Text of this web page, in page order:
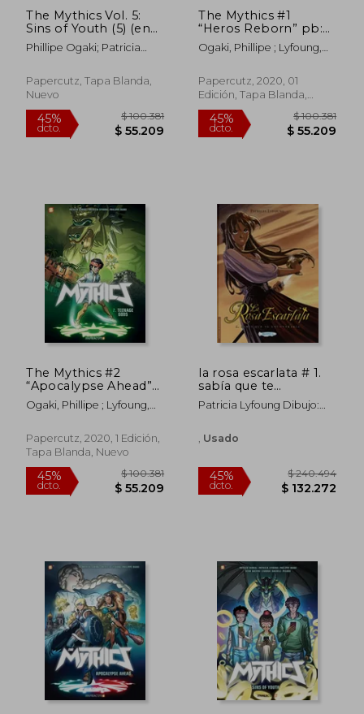
The Mythics Vol. 5:
Sins of Youth (5) (en
Inglés)
Phillipe Ogaki; Patricia
Papercutz, Tapa Blanda,
Nuevo
45%
dcto.
$ 100.381
$ 55.209
The Mythics #1
“Heros Reborn” pb:
Heroes Reborn (en
Inglés)
Ogaki, Phillipe ; Lyfoung,
Papercutz, 2020, 01
Edición, Tapa Blanda,
Nuevo
45%
dcto.
The Mythics #2
“Apocalypse Ahead”
pb: Apocolypse
Ahead (en Inglés)
Ogaki, Phillipe ; Lyfoung,
Papercutz, 2020, 1 Edición,
Tapa Blanda, Nuevo
45%
dcto.
$ 100.381
$ 55.209
la rosa escarlata # 1.
sabía que te
encontraría
Patricia Lyfoung Dibujo:
Usado
45%
dcto. $